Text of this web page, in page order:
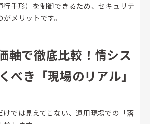
行手形）を制御できるため、セキュリテ
メリットです。
軸で徹底比較！情シス
べき「現場のリアル」
けでは見えてこない、運用現場での「落